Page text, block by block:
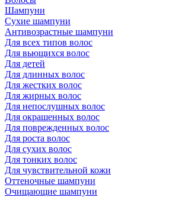
Шампуни
Сухие шампуни
Антивозрастные шампуни
Для всех типов волос
Для вьющихся волос
Для детей
Для длинных волос
Для жестких волос
Для жирных волос
Для непослушных волос
Для окрашенных волос
Для поврежденных волос
Для роста волос
Для сухих волос
Для тонких волос
Для чувствительной кожи
Оттеночные шампуни
Очищающие шампуни